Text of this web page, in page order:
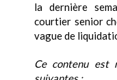
la dernière
courtier senior
vague de
Ce contenu est